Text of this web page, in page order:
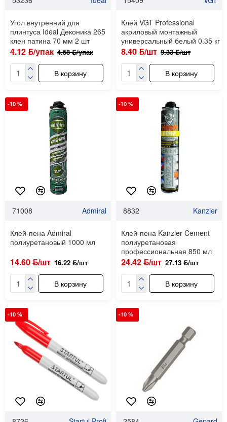
Угол внутренний для
плинтуса Ideal Деконика 265
клен патина 70 мм 2 шт
4.12 ƃ/упак 4.58 ƃ/упак
В корзину
Клей VGT Professional
акриловый монтажный
универсальный белый 0.35 кг
8.40 ƃ/шт 9.33 ƃ/шт
В корзину
-10 %
71008 Admiral
Клей-пена Admiral
полиуретановый 1000 мл
14.60 ƃ/шт 16.22 ƃ/шт
В корзину
-10 %
8832 Kanzler
Клей-пена Kanzler Cement
полиуретановая
профессиональная 850 мл
24.42 ƃ/шт 27.13 ƃ/шт
В корзину
-10 % -10 %